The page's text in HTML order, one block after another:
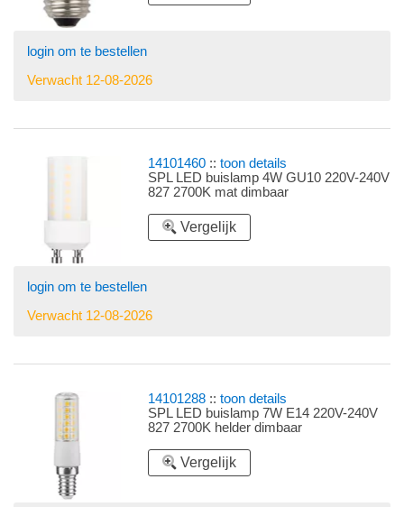
login om te bestellen
Verwacht 12-08-2026
14101460 ::toon details
SPL LED buislamp 4W GU10 220V-240V
827 2700K mat dimbaar
Vergelijk
login om te bestellen
Verwacht 12-08-2026
14101288 ::toon details
SPL LED buislamp 7W E14 220V-240V
827 2700K helder dimbaar
Vergelijk